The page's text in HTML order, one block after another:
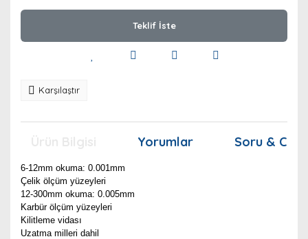
Teklif İste
Karşılaştır
Yorumlar Soru &
6-12mm okuma: 0.001mm
Çelik ölçüm yüzeyleri
12-300mm okuma: 0.005mm
Karbür ölçüm yüzeyleri
Kilitleme vidası
Uzatma milleri dahil